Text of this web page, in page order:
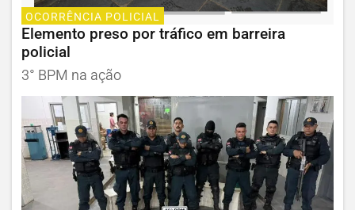
OCORRÊNCIA POLICIAL
Elemento preso por tráfico em barreira
policial
3° BPM na ação